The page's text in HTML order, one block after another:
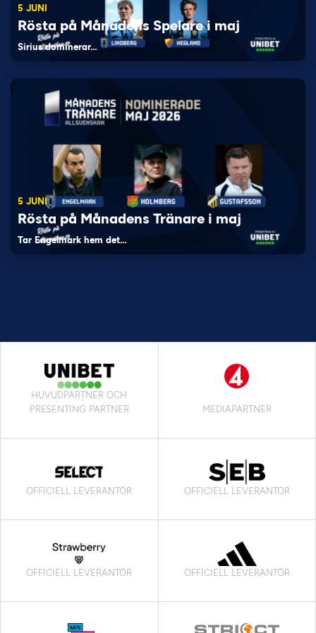
5 JUNI
Rösta på Månadens Spelare i maj
Sirius dominerar…
5 JUNI
Rösta på Månadens Tränare i maj
Tar Engelmark hem det…
HUVUDPARTNER OCH
PRESENTING PARTNER
MEDIAPARTNER
OFFICIELL LEVERANTÖR OFFICIELL LEVERANTÖR
OFFICIELL LEVERANTÖR OFFICIELL LEVERANTÖR